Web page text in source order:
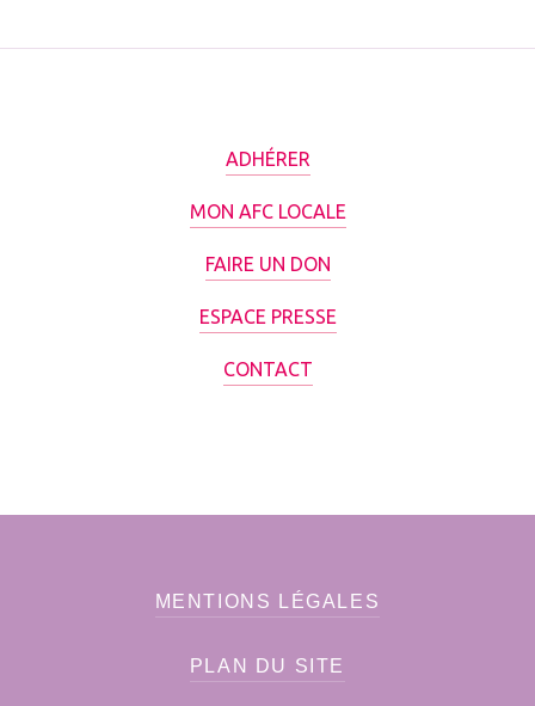
ADHÉRER
MON AFC LOCALE
FAIRE UN DON
ESPACE PRESSE
CONTACT
MENTIONS LÉGALES
PLAN DU SITE